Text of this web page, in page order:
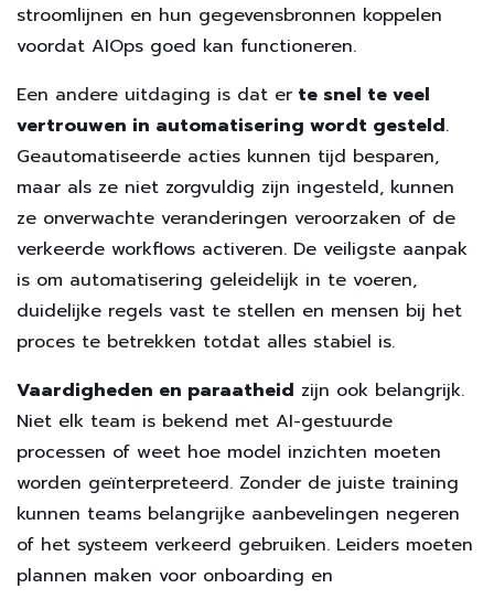
stroomlijnen en hun gegevensbronnen koppelen
voordat AIOps goed kan functioneren.
Een andere uitdaging is dat er te snel te veel
vertrouwen in automatisering wordt gesteld.
Geautomatiseerde acties kunnen tijd besparen,
maar als ze niet zorgvuldig zijn ingesteld, kunnen
ze onverwachte veranderingen veroorzaken of de
verkeerde workflows activeren. De veiligste aanpak
is om automatisering geleidelijk in te voeren,
duidelijke regels vast te stellen en mensen bij het
proces te betrekken totdat alles stabiel is.
Vaardigheden en paraatheid zijn ook belangrijk.
Niet elk team is bekend met AI-gestuurde
processen of weet hoe model inzichten moeten
worden geïnterpreteerd. Zonder de juiste training
kunnen teams belangrijke aanbevelingen negeren
of het systeem verkeerd gebruiken. Leiders moeten
plannen maken voor onboarding en